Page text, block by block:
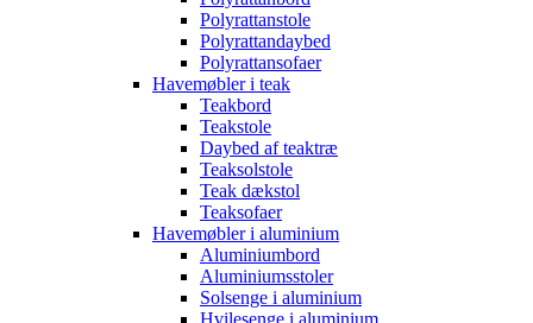
Polyrattanstole
Polyrattandaybed
Polyrattansofaer
Havemøbler i teak
Teakbord
Teakstole
Daybed af teaktræ
Teaksolstole
Teak dækstol
Teaksofaer
Havemøbler i aluminium
Aluminiumbord
Aluminiumsstoler
Solsenge i aluminium